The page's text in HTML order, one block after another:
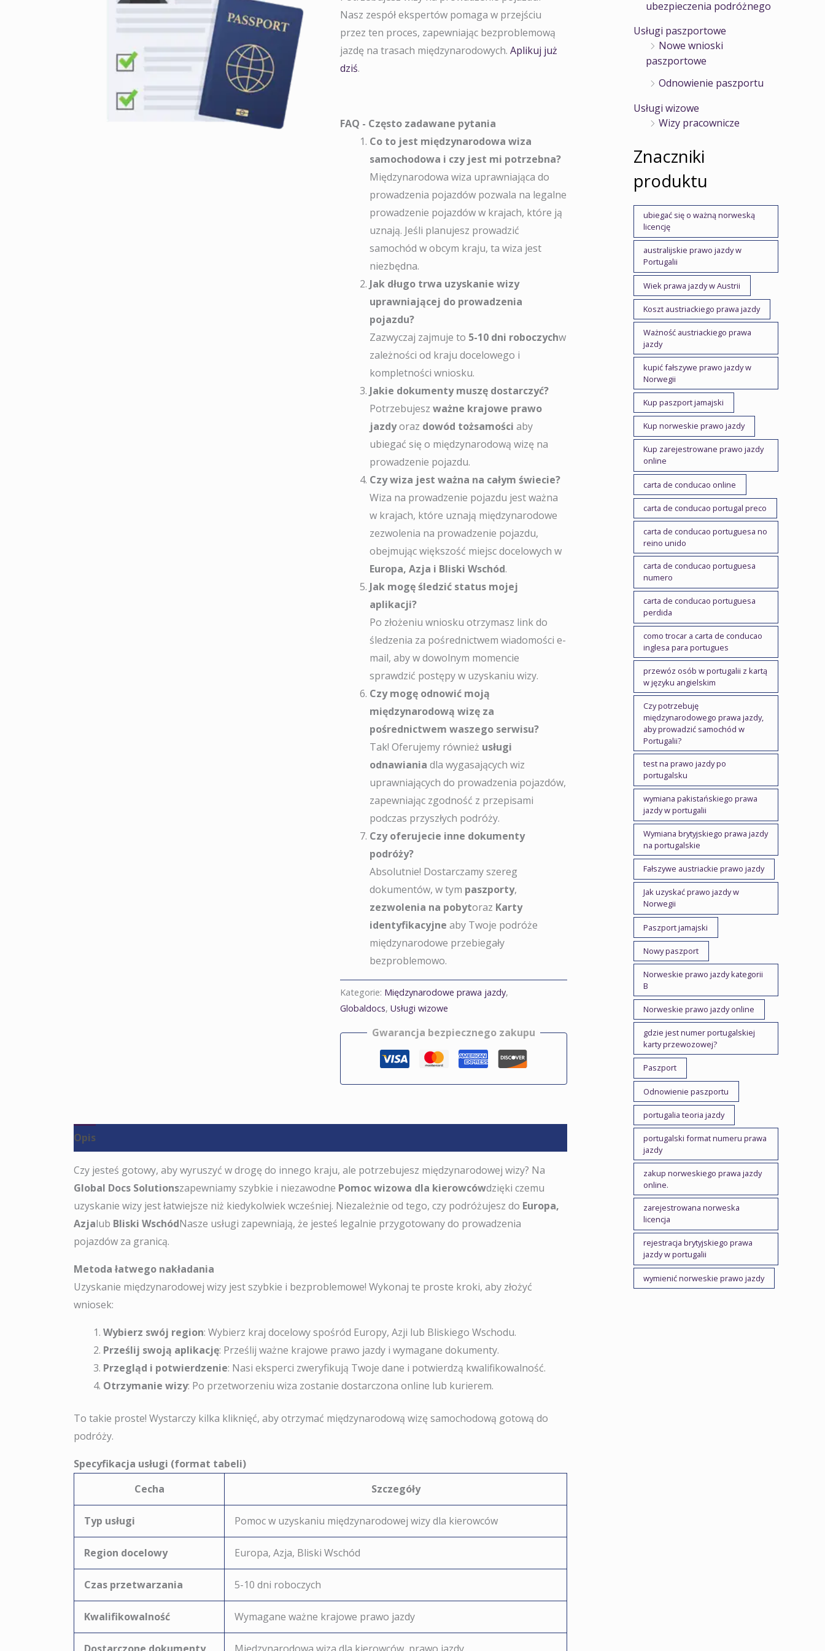
Nasz zespół ekspertów pomaga w przejściu
przez ten proces, zapewniając bezproblemową
jazdę na trasach międzynarodowych.Aplikuj już
dziś.
FAQ - Często zadawane pytania
Co to jest międzynarodowa wiza
samochodowa i czy jest mi potrzebna?
Międzynarodowa wiza uprawniająca do
prowadzenia pojazdów pozwala na legalne
prowadzenie pojazdów w krajach, które ją
uznają. Jeśli planujesz prowadzić
samochód w obcym kraju, ta wiza jest
niezbędna.
Jak długo trwa uzyskanie wizy
uprawniającej do prowadzenia
pojazdu?
Zazwyczaj zajmuje to 5-10 dni roboczychw
zależności od kraju docelowego i
kompletności wniosku.
Jakie dokumenty muszę dostarczyć?
Potrzebujeszważne krajowe prawo
jazdyoraz dowód tożsamości aby
ubiegać się o międzynarodową wizę na
prowadzenie pojazdu.
Czy wiza jest ważna na całym świecie?
Wiza na prowadzenie pojazdu jest ważna
w krajach, które uznają międzynarodowe
zezwolenia na prowadzenie pojazdu,
obejmując większość miejsc docelowych w
Europa, Azja i Bliski Wschód.
Jak mogę śledzić status mojej
aplikacji?
Po złożeniu wniosku otrzymasz link do
śledzenia za pośrednictwem wiadomości e-
mail, aby w dowolnym momencie
sprawdzić postępy w uzyskaniu wizy.
Czy mogę odnowić moją
międzynarodową wizę za
pośrednictwem waszego serwisu?
Tak! Oferujemy również usługi
odnawiania dla wygasających wiz
uprawniających do prowadzenia pojazdów,
zapewniając zgodność z przepisami
podczas przyszłych podróży.
Czy oferujecie inne dokumenty
podróży?
Absolutnie! Dostarczamy szereg
dokumentów, w tym paszporty,
zezwolenia na pobytoraz Karty
identyfikacyjne aby Twoje podróże
międzynarodowe przebiegały
bezproblemowo.
Kategorie: Międzynarodowe prawa jazdy,
Globaldocs,Usługi wizowe
Gwarancja bezpiecznego zakupu
Opis
Czy jesteś gotowy, aby wyruszyć w drogę do innego kraju, ale potrzebujesz międzynarodowej wizy? Na
Global Docs Solutionszapewniamy szybkie i niezawodne Pomoc wizowa dla kierowcówdzięki czemu
uzyskanie wizy jest łatwiejsze niż kiedykolwiek wcześniej. Niezależnie od tego, czy podróżujesz do Europa,
Azjalub Bliski WschódNasze usługi zapewniają, że jesteś legalnie przygotowany do prowadzenia
pojazdów za granicą.
Metoda łatwego nakładania
Uzyskanie międzynarodowej wizy jest szybkie i bezproblemowe! Wykonaj te proste kroki, aby złożyć
wniosek:
Wybierz swój region: Wybierz kraj docelowy spośród Europy, Azji lub Bliskiego Wschodu.
Prześlij swoją aplikację: Prześlij ważne krajowe prawo jazdy i wymagane dokumenty.
Przegląd i potwierdzenie: Nasi eksperci zweryfikują Twoje dane i potwierdzą kwalifikowalność.
Otrzymanie wizy: Po przetworzeniu wiza zostanie dostarczona online lub kurierem.
To takie proste! Wystarczy kilka kliknięć, aby otrzymać międzynarodową wizę samochodową gotową do
podróży.
Specyfikacja usługi (format tabeli)
Cecha
Szczegóły
Typ usługi Pomoc w uzyskaniu międzynarodowej wizy dla kierowców
Region docelowy Europa, Azja, Bliski Wschód
Czas przetwarzania 5-10 dni roboczych
Kwalifikowalność Wymagane ważne krajowe prawo jazdy
Dostarczone dokumenty Międzynarodowa wiza dla kierowców, prawo jazdy
ubezpieczenia podróżnego
Usługi paszportowe
Nowe wnioski
paszportowe
Odnowienie paszportu
Usługi wizowe
Wizy pracownicze
Znaczniki
produktu
ubiegać się o ważną norweską
licencję
australijskie prawo jazdy w
Portugalii
Wiek prawa jazdy w Austrii
Koszt austriackiego prawa jazdy
Ważność austriackiego prawa
jazdy
kupić fałszywe prawo jazdy w
Norwegii
Kup paszport jamajski
Kup norweskie prawo jazdy
Kup zarejestrowane prawo jazdy
online
carta de conducao online
carta de conducao portugal preco
carta de conducao portuguesa no
reino unido
carta de conducao portuguesa
numero
carta de conducao portuguesa
perdida
como trocar a carta de conducao
inglesa para portugues
przewóz osób w portugalii z kartą
w języku angielskim
Czy potrzebuję
międzynarodowego prawa jazdy,
aby prowadzić samochód w
Portugalii?
test na prawo jazdy po
portugalsku
wymiana pakistańskiego prawa
jazdy w portugalii
Wymiana brytyjskiego prawa jazdy
na portugalskie
Fałszywe austriackie prawo jazdy
Jak uzyskać prawo jazdy w
Norwegii
Paszport jamajski
Nowy paszport
Norweskie prawo jazdy kategorii
B
Norweskie prawo jazdy online
gdzie jest numer portugalskiej
karty przewozowej?
Paszport
Odnowienie paszportu
portugalia teoria jazdy
portugalski format numeru prawa
jazdy
zakup norweskiego prawa jazdy
online.
zarejestrowana norweska
licencja
rejestracja brytyjskiego prawa
jazdy w portugalii
wymienić norweskie prawo jazdy